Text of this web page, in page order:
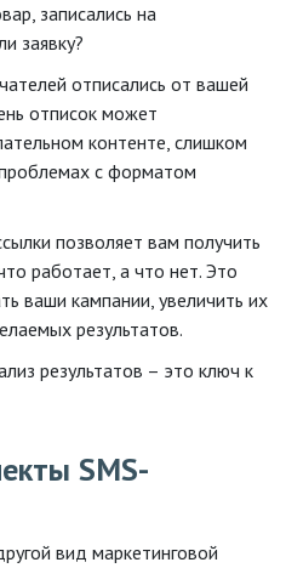
записались на
заявку?
отписались от вашей
отписок может
контенте, слишком
с форматом
позволяет вам получить
работает, а что нет. Это
ваши кампании, увеличить их
результатов.
результатов – это ключ к
SMS-
вид маркетинговой